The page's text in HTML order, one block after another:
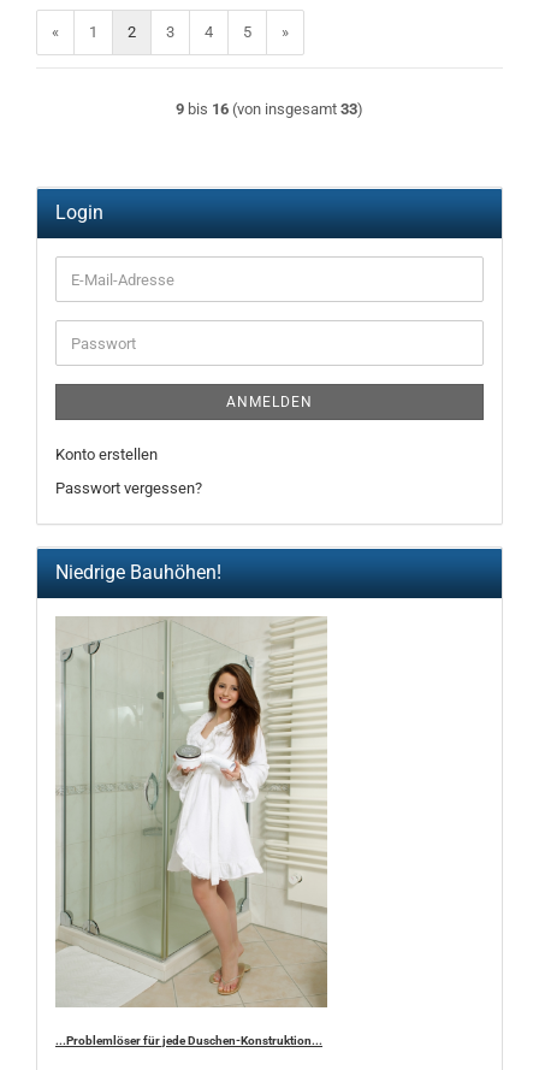
« 1 2 3 4 5 »
9 bis 16 (von insgesamt 33)
Login
E-
Mail-
Adresse
Passwort
ANMELDEN
Konto erstellen
Passwort vergessen?
Niedrige Bauhöhen!
...Problemlöser für jede Duschen-Konstruktion...